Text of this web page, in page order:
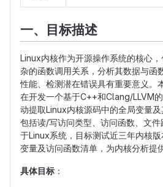
一、目标描述
Linux内核作为开源操作系统的核心
杂的函数调用关系，分析其数据与函
性能、检测潜在错误具有重要意义。
在开发一个基于C++和Clang/LLVM
动提取Linux内核源码中的全局变量及
包括读/写访问类型、访问函数、文
于Linux系统，目标测试近三年内核
变量及访问函数清单，为内核分析提
具体目标 ：